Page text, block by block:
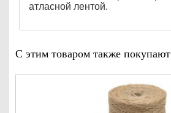
атласной лентой.
С этим товаром также покупают